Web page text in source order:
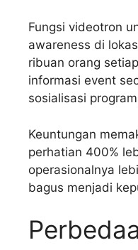
Fungsi videotron
awareness di
ribuan orang
informasi event
sosialisasi
Keuntungan
perhatian 400%
operasionalnya
bagus menjadi